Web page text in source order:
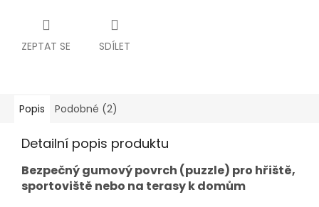
ZEPTAT SE SDÍLET
Popis Podobné (2)
Detailní popis produktu
Bezpečný gumový povrch (puzzle) pro hřiště,
sportoviště nebo na terasy k domům